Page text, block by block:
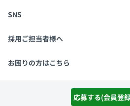
応募する(会員登
Tech Team Journal
SNS
X
採用ご担当者様へ
採用・教育をお考えの企業様へ
お困りの方はこちら
利用規約プライバシーポリ